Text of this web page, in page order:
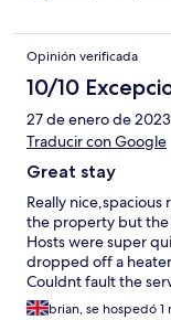
Opinión verificada
10/10
27 de enero de 2023
Traducir con Google
Great stay
Really
the property but the
Hosts were super
dropped off a
Couldnt fault the
convenient
brian, se hospedó 1